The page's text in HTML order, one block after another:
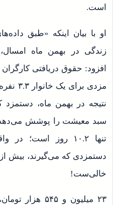
است.
او با بیان اینکه «طبق
افزود: حقوق دریافتی
سبد معیشت را پوشش
تنها ۱۰.۲ روز است؛
خالی‌ست!
۲۳ میلیون و